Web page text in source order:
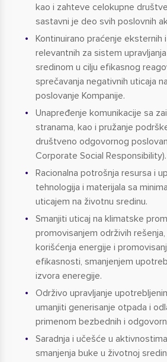
kao i zahteve celokupne
sastavni je deo svih poslovnih
Kontinuirano praćenje eksternih
relevantnih za sistem
sredinom u cilju efikasnog
sprečavanja negativnih uticaja
poslovanje Kompanije.
Unapređenje komunikacije sa
stranama, kao i pružanje
društveno odgovornog
Corporate Social Responsibility).
Racionalna potrošnja resursa i
tehnologija i materijala sa
uticajem na životnu sredinu.
Smanjiti uticaj na klimatske
promovisanjem održivih
korišćenja energije i
efikasnosti, smanjenjem
izvora eneregije.
Održivo upravljanje
umanjiti generisanje otpada i
primenom bezbednih i
Saradnja i učešće u
smanjenja buke u životnoj